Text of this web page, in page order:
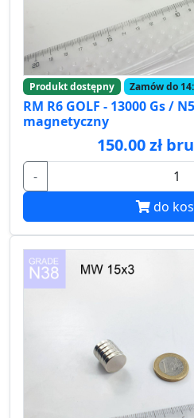
Produkt dostępny Zamów do
RM R6 GOLF - 13000 Gs /
magnetyczny
150.00 zł
-
do